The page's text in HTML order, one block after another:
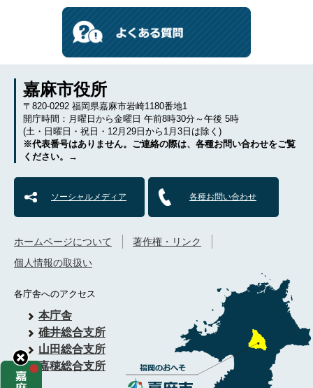
嘉麻市役所
〒820-0292 福岡県嘉麻市岩崎1180番地1
開庁時間：月曜日から金曜日 午前8時30分～午後 5時
(土・日曜日・祝日・12月29日から1月3日は除く)
※代表番号はありません。ご連絡の際は、各種お問い合わせをご覧
ください。→
ソーシャルメディア 各種お問い合わせ
各庁舎へのアクセス
本庁舎
碓井総合支所
山田総合支所
嘉穂総合支所
ホームページについて
著作権・リンク
個人情報の取扱い